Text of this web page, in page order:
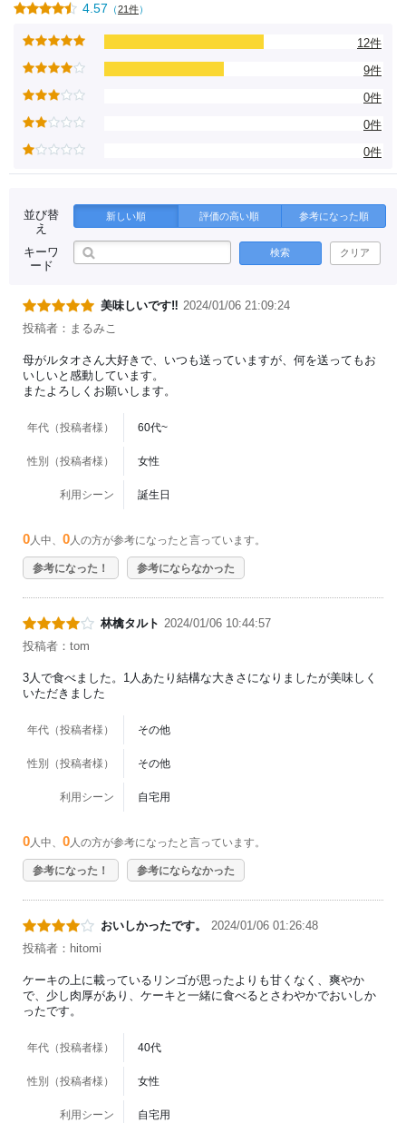
4.57 （21件）
12件
9件
0件
0件
0件
並び替
え
新しい順 評価の高い順 参考になった順
キーワ
ード
検索 クリア
美味しいです‼️ 2024/01/06 21:09:24
投稿者：まるみこ
母がルタオさん大好きで、いつも送っていますが、何を送ってもお
いしいと感動しています。
またよろしくお願いします。
年代（投稿者様） 60代~
性別（投稿者様） 女性
利用シーン 誕生日
0 人中、 0 人の方が参考になったと言っています。
参考になった！ 参考にならなかった
林檎タルト 2024/01/06 10:44:57
投稿者：tom
3人で食べました。1人あたり結構な大きさになりましたが美味しく
いただきました
年代（投稿者様） その他
性別（投稿者様） その他
利用シーン 自宅用
0 人中、 0 人の方が参考になったと言っています。
参考になった！ 参考にならなかった
おいしかったです。
2024/01/06 01:26:48
投稿者：hitomi
ケーキの上に載っているリンゴが思ったよりも甘くなく、爽やか
で、少し肉厚があり、ケーキと一緒に食べるとさわやかでおいしか
ったです。
年代（投稿者様） 40代
性別（投稿者様） 女性
利用シーン 自宅用